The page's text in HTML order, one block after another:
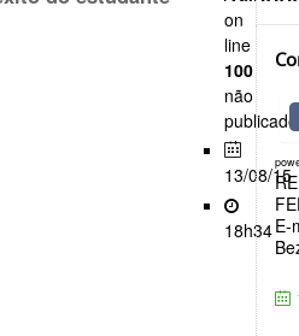
on
line
100
não
publicado
13/08/15
18h34E-